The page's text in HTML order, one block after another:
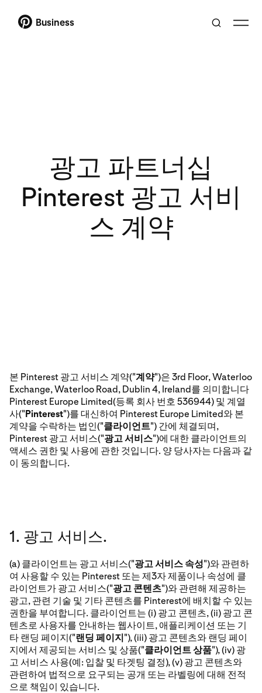
Business
광고 파트너십
Pinterest 광고 서비
스 계약
본 Pinterest 광고 서비스 계약("계약")은 3rd Floor, Waterloo
Exchange, Waterloo Road, Dublin 4, Ireland를 의미합니다
Pinterest Europe Limited(등록 회사 번호 536944) 및 계열
사("Pinterest")를 대신하여 Pinterest Europe Limited와 본
계약을 수락하는 법인("클라이언트") 간에 체결되며,
Pinterest 광고 서비스("광고 서비스")에 대한 클라이언트의
액세스 권한 및 사용에 관한 것입니다. 양 당사자는 다음과 같
이 동의합니다.
1. 광고 서비스.
(a) 클라이언트는 광고 서비스("광고 서비스 속성")와 관련하
여 사용할 수 있는 Pinterest 또는 제3자 제품이나 속성에 클
라이언트가 광고 서비스("광고 콘텐츠")와 관련해 제공하는
광고, 관련 기술 및 기타 콘텐츠를 Pinterest에 배치할 수 있는
권한을 부여합니다. 클라이언트는 (i) 광고 콘텐츠, (ii) 광고 콘
텐츠로 사용자를 안내하는 웹사이트, 애플리케이션 또는 기
타 랜딩 페이지("랜딩 페이지"), (iii) 광고 콘텐츠와 랜딩 페이
지에서 제공되는 서비스 및 상품("클라이언트 상품"), (iv) 광
고 서비스 사용(예: 입찰 및 타겟팅 결정), (v) 광고 콘텐츠와
관련하여 법적으로 요구되는 공개 또는 라벨링에 대해 전적
으로 책임이 있습니다.